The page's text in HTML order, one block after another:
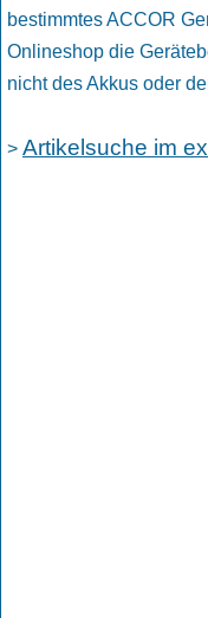
bestimmtes ACCOR
Onlineshop die
nicht des Akkus oder
> Artikelsuche im